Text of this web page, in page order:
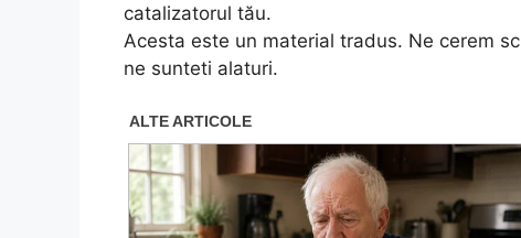
catalizatorul tău.
Acesta este un material tradus. Ne cerem
ne sunteti alaturi.